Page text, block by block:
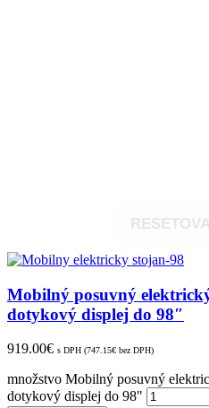
Mobilný posuvný
dotykový displej do 98″
919.00€ s DPH (747.15€ bez DPH)
množstvo Mobilný posuvný
dotykový displej do 98"